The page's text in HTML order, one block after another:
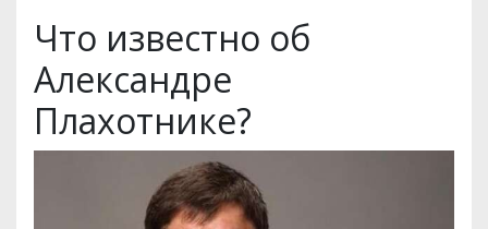
Что известно об
Александре
Плахотнике?